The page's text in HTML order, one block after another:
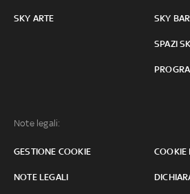
SKY ARTE SKY BAR
SPAZI
Note legali:
GESTIONE COOKIE COOKIE
NOTE LEGALI